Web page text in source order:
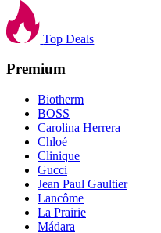
Top Deals
Premium
Biotherm
BOSS
Carolina Herrera
Chloé
Clinique
Gucci
Jean Paul Gaultier
Lancôme
La Prairie
Mádara